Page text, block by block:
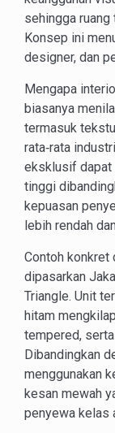
sehingga
Konsep ini
designer, dan
Mengapa
biasanya
termasuk
rata‑rata
eksklusif dapat
tinggi
kepuasan
lebih rendah
Contoh konkret
dipasarkan
Triangle. Unit
hitam
tempered,
Dibandingkan
menggunakan
kesan mewah
penyewa kelas